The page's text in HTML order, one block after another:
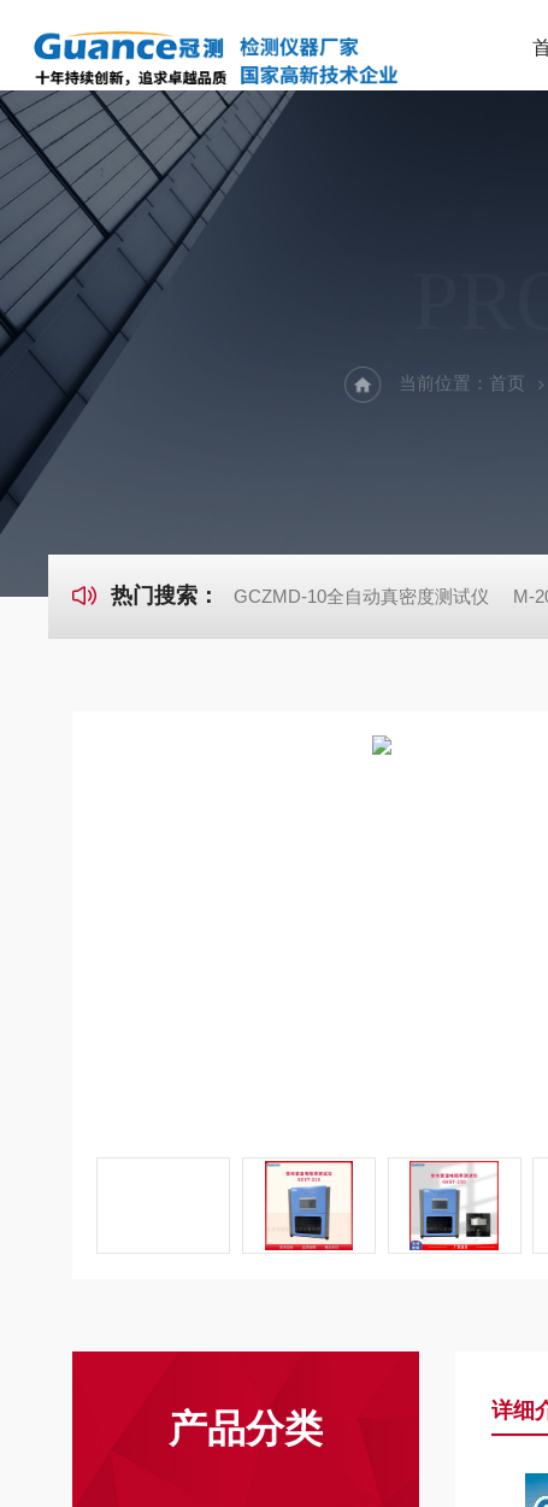
当前位置： 首页
热门搜索： GCZMD-10全自动真密度测试仪 M-
产品分类 详细